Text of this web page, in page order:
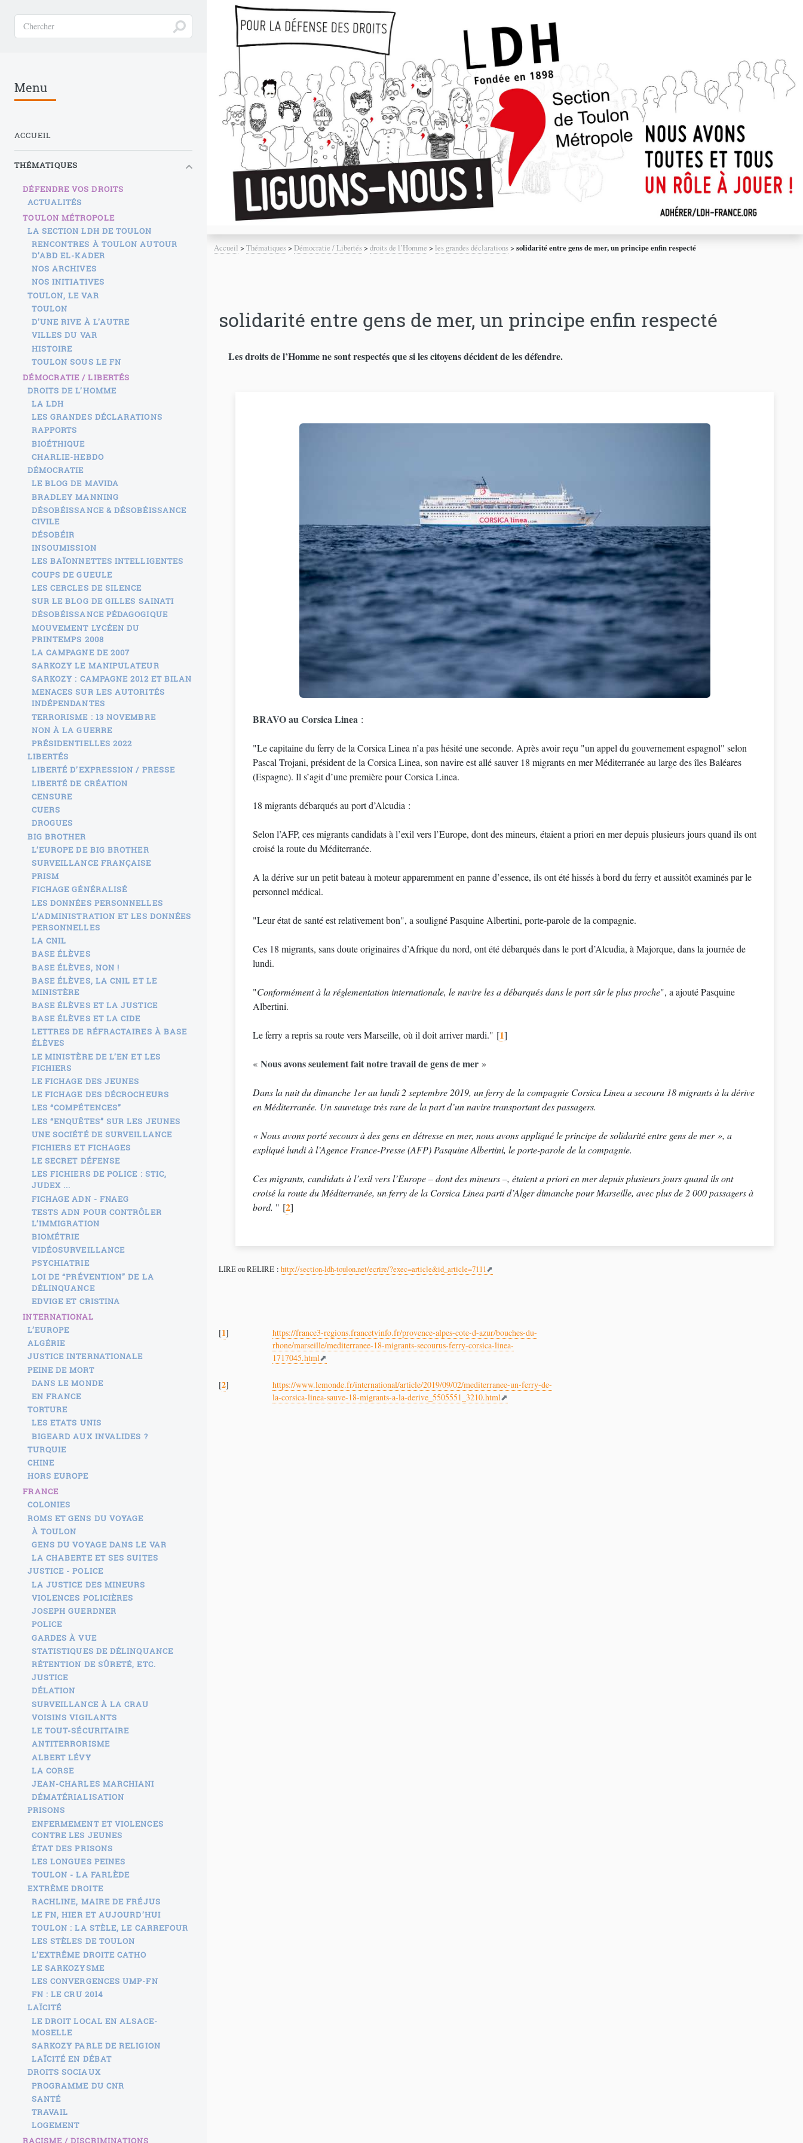
Accueil >Thématiques>Démocratie / Libertés>droits de l’Homme >les grandes déclarations>solidarité entre gens de mer, un principe enfin respecté
solidarité entre gens de mer, un principe enfin respecté
Les droits de l’Homme ne sont respectés que si les citoyens décident de les défendre.
BRAVO au Corsica Linea :
"Le capitaine du ferry de la Corsica Linea n’a pas hésité une seconde. Après avoir reçu "un appel du gouvernement espagnol" selon
Pascal Trojani, président de la Corsica Linea, son navire est allé sauver 18 migrants en mer Méditerranée au large des îles Baléares
(Espagne). Il s’agit d’une première pour Corsica Linea.
18 migrants débarqués au port d’Alcudia :
Selon l’AFP, ces migrants candidats à l’exil vers l’Europe, dont des mineurs, étaient a priori en mer depuis plusieurs jours quand ils ont
croisé la route du Méditerranée.
A la dérive sur un petit bateau à moteur apparemment en panne d’essence, ils ont été hissés à bord du ferry et aussitôt examinés par le
personnel médical.
"Leur état de santé est relativement bon", a souligné Pasquine Albertini, porte-parole de la compagnie.
Ces 18 migrants, sans doute originaires d’Afrique du nord, ont été débarqués dans le port d’Alcudia, à Majorque, dans la journée de
lundi.
"Conformément à la réglementation internationale, le navire les a débarqués dans le port sûr le plus proche", a ajouté Pasquine
Albertini.
Le ferry a repris sa route vers Marseille, où il doit arriver mardi." [1]
«Nous avons seulement fait notre travail de gens de mer »
Dans la nuit du dimanche 1er au lundi 2 septembre 2019, un ferry de la compagnie Corsica Linea a secouru 18 migrants à la dérive
en Méditerranée. Un sauvetage très rare de la part d’un navire transportant des passagers.
«Nous avons porté secours à des gens en détresse en mer, nous avons appliqué le principe de solidarité entre gens de mer», a
expliqué lundi à l’Agence France-Presse (AFP) Pasquine Albertini, le porte-parole de la compagnie.
Ces migrants, candidats à l’exil vers l’Europe – dont des mineurs –, étaient a priori en mer depuis plusieurs jours quand ils ont
croisé la route du Méditerranée, un ferry de la Corsica Linea parti d’Alger dimanche pour Marseille, avec plus de 2 000 passagers à
bord. " [2]
LIRE ou RELIRE : http://section-ldh-toulon.net/ecrire/?exec=article&id_article=7111
[1]
https://france3-regions.francetvinfo.fr/provence-alpes-cote-d-azur/bouches-du-
rhone/marseille/mediterranee-18-migrants-secourus-ferry-corsica-linea-
1717045.html
[2]
https://www.lemonde.fr/international/article/2019/09/02/mediterranee-un-ferry-de-
la-corsica-linea-sauve-18-migrants-a-la-derive_5505551_3210.html
Menu
ACCUEIL
THÉMATIQUES
DÉFENDRE VOS DROITS
ACTUALITÉS
TOULON MÉTROPOLE
LA SECTION LDH DE TOULON
RENCONTRES À TOULON AUTOUR
D’ABD EL-KADER
NOS ARCHIVES
NOS INITIATIVES
TOULON, LE VAR
TOULON
D’UNE RIVE À L’AUTRE
VILLES DU VAR
HISTOIRE
TOULON SOUS LE FN
DÉMOCRATIE / LIBERTÉS
DROITS DE L’HOMME
LA LDH
LES GRANDES DÉCLARATIONS
RAPPORTS
BIOÉTHIQUE
CHARLIE-HEBDO
DÉMOCRATIE
LE BLOG DE MAVIDA
BRADLEY MANNING
DÉSOBÉISSANCE & DÉSOBÉISSANCE
CIVILE
DÉSOBÉIR
INSOUMISSION
LES BAÏONNETTES INTELLIGENTES
COUPS DE GUEULE
LES CERCLES DE SILENCE
SUR LE BLOG DE GILLES SAINATI
DÉSOBÉISSANCE PÉDAGOGIQUE
MOUVEMENT LYCÉEN DU
PRINTEMPS 2008
LA CAMPAGNE DE 2007
SARKOZY LE MANIPULATEUR
SARKOZY : CAMPAGNE 2012 ET BILAN
MENACES SUR LES AUTORITÉS
INDÉPENDANTES
TERRORISME : 13 NOVEMBRE
NON À LA GUERRE
PRÉSIDENTIELLES 2022
LIBERTÉS
LIBERTÉ D’EXPRESSION / PRESSE
LIBERTÉ DE CRÉATION
CENSURE
CUERS
DROGUES
BIG BROTHER
L’EUROPE DE BIG BROTHER
SURVEILLANCE FRANÇAISE
PRISM
FICHAGE GÉNÉRALISÉ
LES DONNÉES PERSONNELLES
L’ADMINISTRATION ET LES DONNÉES
PERSONNELLES
LA CNIL
BASE ÉLÈVES
BASE ÉLÈVES, NON !
BASE ÉLÈVES, LA CNIL ET LE
MINISTÈRE
BASE ÉLÈVES ET LA JUSTICE
BASE ÉLÈVES ET LA CIDE
LETTRES DE RÉFRACTAIRES À BASE
ÉLÈVES
LE MINISTÈRE DE L’EN ET LES
FICHIERS
LE FICHAGE DES JEUNES
LE FICHAGE DES DÉCROCHEURS
LES “COMPÉTENCES”
LES “ENQUÊTES” SUR LES JEUNES
UNE SOCIÉTÉ DE SURVEILLANCE
FICHIERS ET FICHAGES
LE SECRET DÉFENSE
LES FICHIERS DE POLICE : STIC,
JUDEX ...
FICHAGE ADN - FNAEG
TESTS ADN POUR CONTRÔLER
L’IMMIGRATION
BIOMÉTRIE
VIDÉOSURVEILLANCE
PSYCHIATRIE
LOI DE “PRÉVENTION” DE LA
DÉLINQUANCE
EDVIGE ET CRISTINA
INTERNATIONAL
L’EUROPE
ALGÉRIE
JUSTICE INTERNATIONALE
PEINE DE MORT
DANS LE MONDE
EN FRANCE
TORTURE
LES ETATS UNIS
BIGEARD AUX INVALIDES ?
TURQUIE
CHINE
HORS EUROPE
FRANCE
COLONIES
ROMS ET GENS DU VOYAGE
À TOULON
GENS DU VOYAGE DANS LE VAR
LA CHABERTE ET SES SUITES
JUSTICE - POLICE
LA JUSTICE DES MINEURS
VIOLENCES POLICIÈRES
JOSEPH GUERDNER
POLICE
GARDES À VUE
STATISTIQUES DE DÉLINQUANCE
RÉTENTION DE SÛRETÉ, ETC.
JUSTICE
DÉLATION
SURVEILLANCE À LA CRAU
VOISINS VIGILANTS
LE TOUT-SÉCURITAIRE
ANTITERRORISME
ALBERT LÉVY
LA CORSE
JEAN-CHARLES MARCHIANI
DÉMATÉRIALISATION
PRISONS
ENFERMEMENT ET VIOLENCES
CONTRE LES JEUNES
ÉTAT DES PRISONS
LES LONGUES PEINES
TOULON - LA FARLÈDE
EXTRÊME DROITE
RACHLINE, MAIRE DE FRÉJUS
LE FN, HIER ET AUJOURD’HUI
TOULON : LA STÈLE, LE CARREFOUR
LES STÈLES DE TOULON
L’EXTRÊME DROITE CATHO
LE SARKOZYSME
LES CONVERGENCES UMP-FN
FN : LE CRU 2014
LAÏCITÉ
LE DROIT LOCAL EN ALSACE-
MOSELLE
SARKOZY PARLE DE RELIGION
LAÏCITÉ EN DÉBAT
DROITS SOCIAUX
PROGRAMME DU CNR
SANTÉ
TRAVAIL
LOGEMENT
RACISME / DISCRIMINATIONS